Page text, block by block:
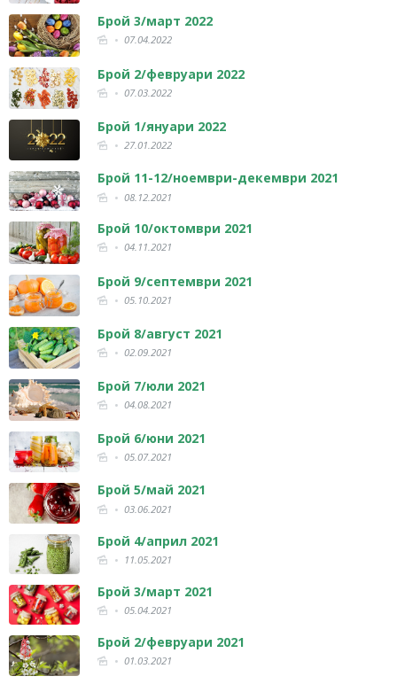
Брой 3/март 2022
07.04.2022
Брой 2/февруари 2022
07.03.2022
Брой 1/януари 2022
27.01.2022
Брой 11-12/ноември-декември 2021
08.12.2021
Брой 10/октомври 2021
04.11.2021
Брой 9/септември 2021
05.10.2021
Брой 8/август 2021
02.09.2021
Брой 7/юли 2021
04.08.2021
Брой 6/юни 2021
05.07.2021
Брой 5/май 2021
03.06.2021
Брой 4/април 2021
11.05.2021
Брой 3/март 2021
05.04.2021
Брой 2/февруари 2021
01.03.2021